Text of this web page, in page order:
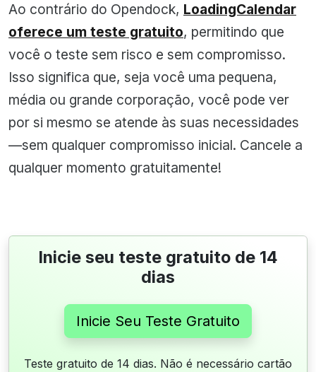
Ao contrário do Opendock, LoadingCalendar
oferece um teste gratuito, permitindo que
você o teste sem risco e sem compromisso.
Isso significa que, seja você uma pequena,
média ou grande corporação, você pode ver
por si mesmo se atende às suas necessidades
—sem qualquer compromisso inicial. Cancele a
qualquer momento gratuitamente!
Inicie seu teste gratuito de 14
dias
Inicie Seu Teste Gratuito
Teste gratuito de 14 dias. Não é necessário cartão